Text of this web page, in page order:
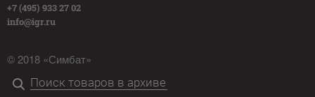
+7 (495) 933 27 02
info@igr.ru
© 2018 «Симбат»